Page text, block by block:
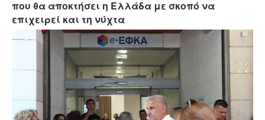
που θα αποκτήσει η Ελλάδα με σκοπό να
επιχειρεί και τη νύχτα